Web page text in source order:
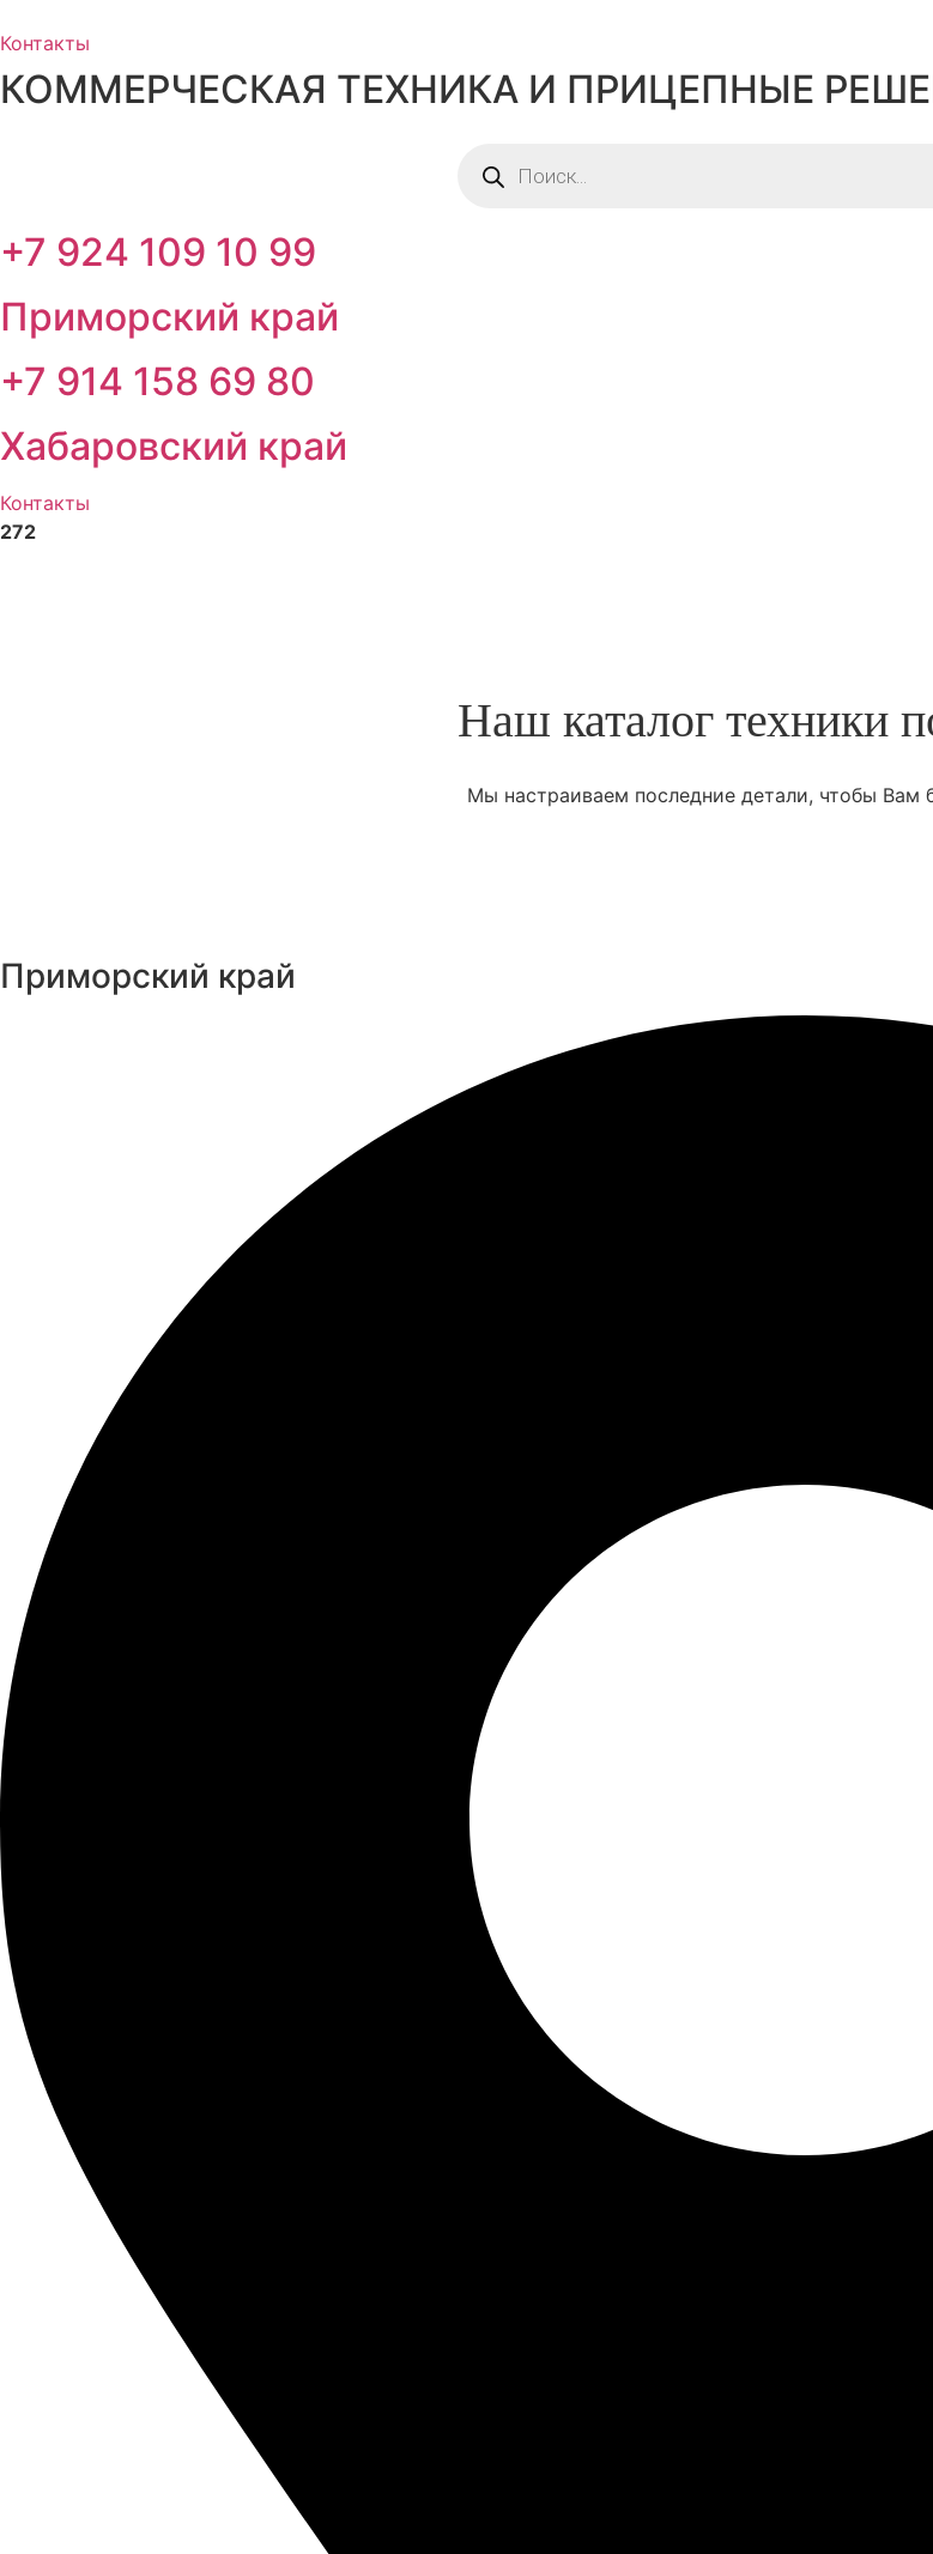
к
содержимому
Контакты
КОММЕРЧЕСКАЯ ТЕХНИКА И ПРИЦЕПНЫЕ
товаров
+7 924 109 10 99
Приморский край
+7 914 158 69 80
Хабаровский край
Контакты
272
Наш каталог техники
Мы настраиваем последние детали, чтобы Вам
Приморский край